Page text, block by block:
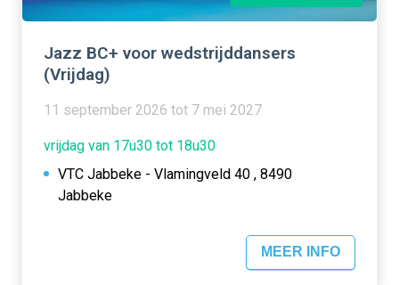
Jazz BC+ voor wedstrijddansers
(Vrijdag)
11 september 2026 tot 7 mei 2027
vrijdag van 17u30 tot 18u30
VTC Jabbeke - Vlamingveld 40 , 8490
Jabbeke
MEER INFO